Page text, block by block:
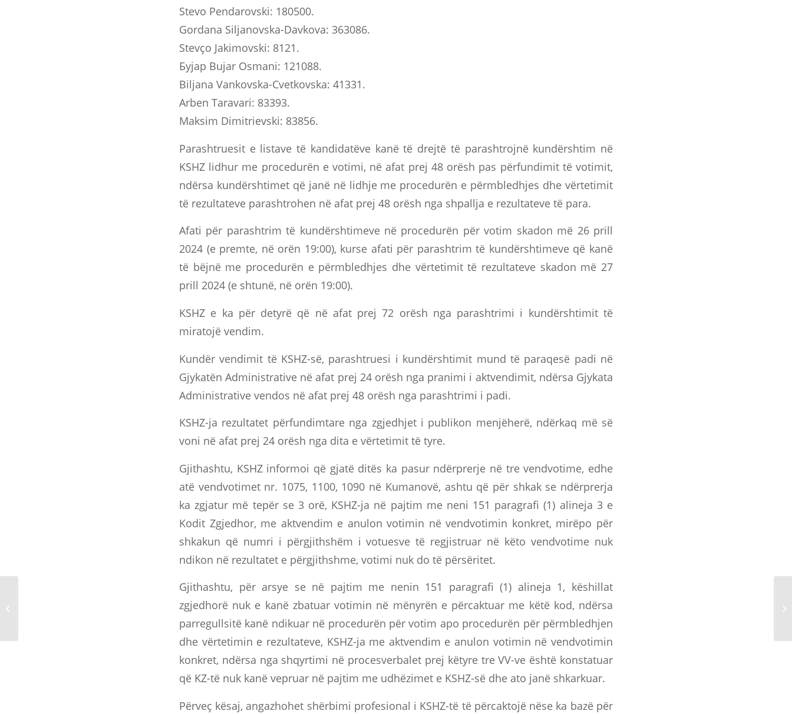
Stevo Pendarovski: 180500.
Gordana Siljanovska-Davkova: 363086.
Stevço Jakimovski: 8121.
Бујар Bujar Osmani: 121088.
Biljana Vankovska-Cvetkovska: 41331.
Arben Taravari: 83393.
Maksim Dimitrievski: 83856.
Parashtruesit e listave të kandidatëve kanë të drejtë të parashtrojnë kundërshtim në
KSHZ lidhur me procedurën e votimi, në afat prej 48 orësh pas përfundimit të votimit,
ndërsa kundërshtimet që janë në lidhje me procedurën e përmbledhjes dhe vërtetimit
të rezultateve parashtrohen në afat prej 48 orësh nga shpallja e rezultateve të para.
Afati për parashtrim të kundërshtimeve në procedurën për votim skadon më 26 prill
2024 (e premte, në orën 19:00), kurse afati për parashtrim të kundërshtimeve që kanë
të bëjnë me procedurën e përmbledhjes dhe vërtetimit të rezultateve skadon më 27
prill 2024 (e shtunë, në orën 19:00).
KSHZ e ka për detyrë që në afat prej 72 orësh nga parashtrimi i kundërshtimit të
miratojë vendim.
Kundër vendimit të KSHZ-së, parashtruesi i kundërshtimit mund të paraqesë padi në
Gjykatën Administrative në afat prej 24 orësh nga pranimi i aktvendimit, ndërsa Gjykata
Administrative vendos në afat prej 48 orësh nga parashtrimi i padi.
KSHZ-ja rezultatet përfundimtare nga zgjedhjet i publikon menjëherë, ndërkaq më së
voni në afat prej 24 orësh nga dita e vërtetimit të tyre.
Gjithashtu, KSHZ informoi që gjatë ditës ka pasur ndërprerje në tre vendvotime, edhe
atë vendvotimet nr. 1075, 1100, 1090 në Kumanovë, ashtu që për shkak se ndërprerja
ka zgjatur më tepër se 3 orë, KSHZ-ja në pajtim me neni 151 paragrafi (1) alineja 3 e
Kodit Zgjedhor, me aktvendim e anulon votimin në vendvotimin konkret, mirëpo për
shkakun që numri i përgjithshëm i votuesve të regjistruar në këto vendvotime nuk
ndikon në rezultatet e përgjithshme, votimi nuk do të përsëritet.
Gjithashtu, për arsye se në pajtim me nenin 151 paragrafi (1) alineja 1, këshillat
zgjedhorë nuk e kanë zbatuar votimin në mënyrën e përcaktuar me këtë kod, ndërsa
parregullsitë kanë ndikuar në procedurën për votim apo procedurën për përmbledhjen
dhe vërtetimin e rezultateve, KSHZ-ja me aktvendim e anulon votimin në vendvotimin
konkret, ndërsa nga shqyrtimi në procesverbalet prej këtyre tre VV-ve është konstatuar
që KZ-të nuk kanë vepruar në pajtim me udhëzimet e KSHZ-së dhe ato janë shkarkuar.
Përveç kësaj, angazhohet shërbimi profesional i KSHZ-të të përcaktojë nëse ka bazë për